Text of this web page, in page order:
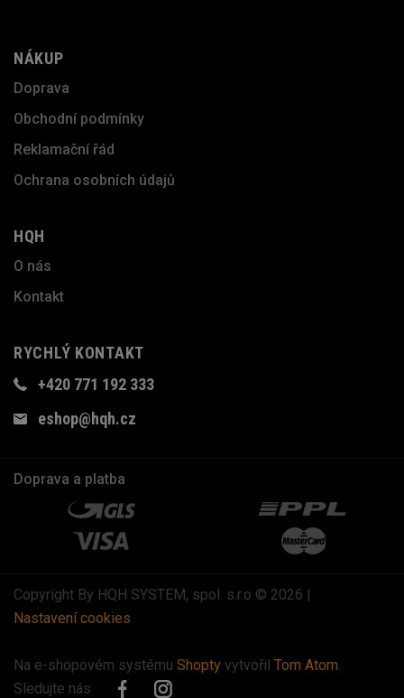
NÁKUP
Doprava
Obchodní podmínky
Reklamační řád
Ochrana osobních údajů
HQH
O nás
Kontakt
RYCHLÝ KONTAKT
+420 771 192 333
eshop@hqh.cz
Doprava a platba
Copyright By HQH SYSTEM, spol. s.r.o © 2026 |
Nastavení cookies
Na e-shopovém systému Shopty vytvořil Tom Atom.
Sledujte nás